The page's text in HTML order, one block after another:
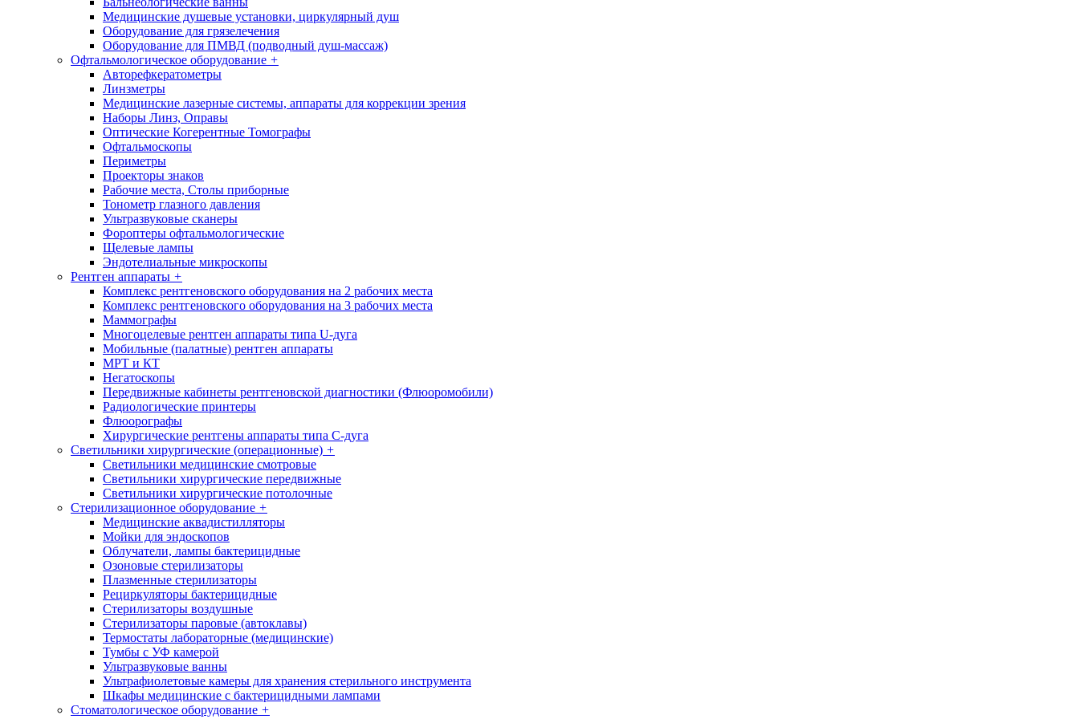
Медицинские душевые установки, циркулярный душ
Оборудование для грязелечения
Оборудование для ПМВД (подводный душ-массаж)
Офтальмологическое оборудование +
Авторефкератометры
Линзметры
Медицинские лазерные системы, аппараты для коррекции зрения
Наборы Линз, Оправы
Оптические Когерентные Томографы
Офтальмоскопы
Периметры
Проекторы знаков
Рабочие места, Столы приборные
Тонометр глазного давления
Ультразвуковые сканеры
Фороптеры офтальмологические
Щелевые лампы
Эндотелиальные микроскопы
Рентген аппараты +
Комплекс рентгеновского оборудования на 2 рабочих места
Комплекс рентгеновского оборудования на 3 рабочих места
Маммографы
Многоцелевые рентген аппараты типа U-дуга
Мобильные (палатные) рентген аппараты
МРТ и КТ
Негатоскопы
Передвижные кабинеты рентгеновской диагностики (Флюоромобили)
Радиологические принтеры
Флюорографы
Хирургические рентгены аппараты типа С-дуга
Светильники хирургические (операционные) +
Светильники медицинские смотровые
Светильники хирургические передвижные
Светильники хирургические потолочные
Стерилизационное оборудование +
Медицинские аквадистилляторы
Мойки для эндоскопов
Облучатели, лампы бактерицидные
Озоновые стерилизаторы
Плазменные стерилизаторы
Рециркуляторы бактерицидные
Стерилизаторы воздушные
Стерилизаторы паровые (автоклавы)
Термостаты лабораторные (медицинские)
Тумбы с УФ камерой
Ультразвуковые ванны
Ультрафиолетовые камеры для хранения стерильного инструмента
Шкафы медицинские с бактерицидными лампами
Стоматологическое оборудование +